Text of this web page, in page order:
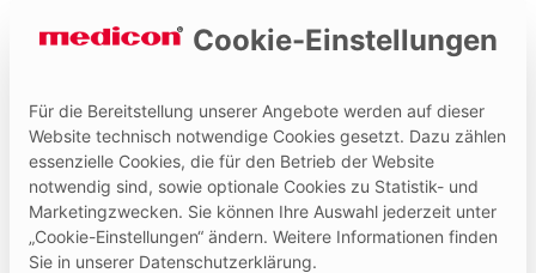
Hilfe und Kontakt Medicon Extranet
Cookie-Einstellungen
Für die Bereitstellung unserer Angebote werden auf dieser
Website technisch notwendige Cookies gesetzt. Dazu zählen
essenzielle Cookies, die für den Betrieb der Website
notwendig sind, sowie optionale Cookies zu Statistik- und
Marketingzwecken. Sie können Ihre Auswahl jederzeit unter
„Cookie-Einstellungen“ ändern. Weitere Informationen finden
Sie in unserer Datenschutzerklärung.